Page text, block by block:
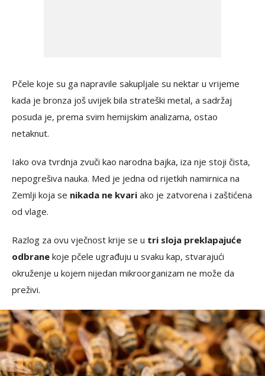
Pčele koje su ga napravile sakupljale su nektar u vrijeme
kada je bronza još uvijek bila strateški metal, a sadržaj
posuda je, prema svim hemijskim analizama, ostao
netaknut.
Iako ova tvrdnja zvuči kao narodna bajka, iza nje stoji čista,
nepogrešiva nauka. Med je jedna od rijetkih namirnica na
Zemlji koja se nikada ne kvari ako je zatvorena i zaštićena
od vlage.
Razlog za ovu vječnost krije se u tri sloja preklapajuće
odbrane koje pčele ugrađuju u svaku kap, stvarajući
okruženje u kojem nijedan mikroorganizam ne može da
preživi.